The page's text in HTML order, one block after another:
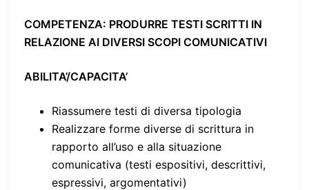
COMPETENZA: PRODURRE TESTI SCRITTI IN
RELAZIONE AI DIVERSI SCOPI COMUNICATIVI
ABILITA’/CAPACITA’
Riassumere testi di diversa tipologia
Realizzare forme diverse di scrittura in
rapporto all’uso e alla situazione
comunicativa (testi espositivi, descrittivi,
espressivi, argomentativi)